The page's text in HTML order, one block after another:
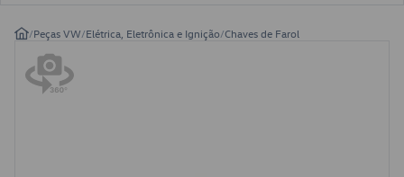
/Peças VW/Elétrica, Eletrônica e Ignição/Chaves de Farol